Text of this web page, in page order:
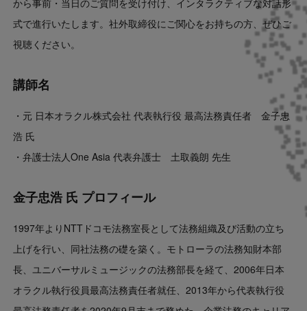
式で進行いたします。社外取締役にご関心をお持ちの方、ぜひご
視聴ください。
講師名
・元 日本オラクル株式会社 代表執行役 最高法務責任者 金子忠
浩 氏
・弁護士法人One Asia 代表弁護士 土取義朗 先生
金子忠浩 氏 プロフィール
1997年よりNTTドコモ法務室長として法務組織及び活動の立ち
上げを行い、同社法務の礎を築く。モトローラの法務知財本部
長、ユニバーサルミュージックの法務部長を経て、2006年日本
オラクル執行役員最高法務責任者就任、2013年から代表執行役